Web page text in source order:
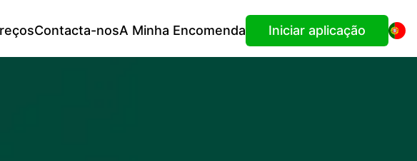
Contacta-nosA Minha Encomenda Iniciar aplicação